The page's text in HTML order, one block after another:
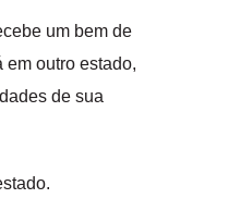
um bem de
em outro estado,
de sua